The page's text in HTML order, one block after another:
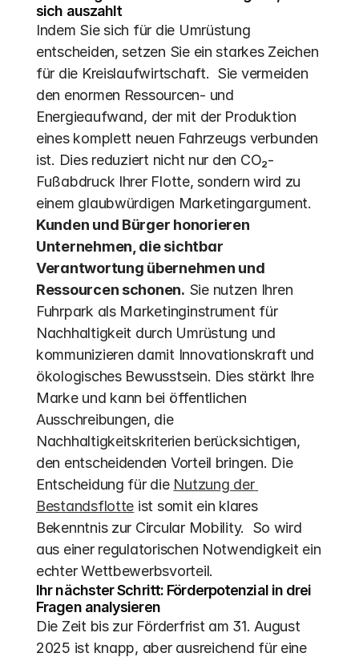
sich auszahlt
Indem Sie sich für die Umrüstung
entscheiden, setzen Sie ein starkes Zeichen
für die Kreislaufwirtschaft.  Sie vermeiden
den enormen Ressourcen- und
Energieaufwand, der mit der Produktion
eines komplett neuen Fahrzeugs verbunden
ist. Dies reduziert nicht nur den CO₂-
Fußabdruck Ihrer Flotte, sondern wird zu
Kunden und Bürger honorieren
Unternehmen, die sichtbar
Verantwortung übernehmen und
Ressourcen schonen. Sie nutzen Ihren
Fuhrpark als Marketinginstrument für
Nachhaltigkeit durch Umrüstung und
kommunizieren damit Innovationskraft und
ökologisches Bewusstsein. Dies stärkt Ihre
Marke und kann bei öffentlichen
Ausschreibungen, die
Nachhaltigkeitskriterien berücksichtigen,
den entscheidenden Vorteil bringen. Die
Entscheidung für die Nutzung der
Bestandsflotte ist somit ein klares
Bekenntnis zur Circular Mobility.  So wird
aus einer regulatorischen Notwendigkeit ein
echter Wettbewerbsvorteil.
Ihr nächster Schritt: Förderpotenzial in drei
Fragen analysieren
Die Zeit bis zur Förderfrist am 31. August
2025 ist knapp, aber ausreichend für eine